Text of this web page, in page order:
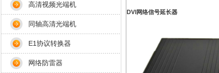
DVI网络信号延长器
高清视频光端机
同轴高清光端机
E1协议转换器
网络防雷器